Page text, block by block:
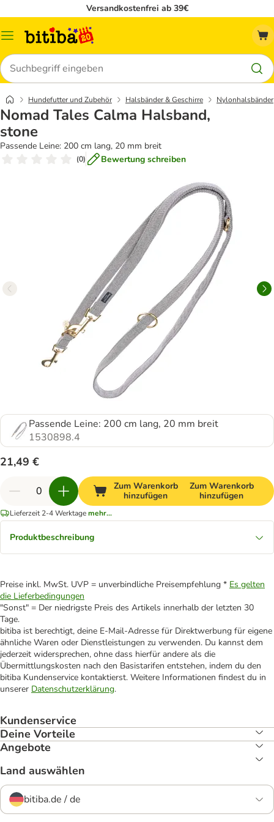
Versandkostenfrei ab 39€
Menü
Suchen
Hundefutter und Zubehör Halsbänder & Geschirre Nylonhalsbänder
Nomad Tales Calma Halsband,
stone
Passende Leine: 200 cm lang, 20 mm breit
(0) Bewertung schreiben
Passende Leine: 200 cm lang, 20 mm breit
1530898.4
21,49 €
Zum Warenkorb
hinzufügen
Zum Warenkorb
hinzufügen
Lieferzeit 2-4 Werktagemehr...
Produktbeschreibung
Preise inkl. MwSt. UVP = unverbindliche Preisempfehlung * Es gelten
die Lieferbedingungen
"Sonst" = Der niedrigste Preis des Artikels innerhalb der letzten 30
Tage.
bitiba ist berechtigt, deine E-Mail-Adresse für Direktwerbung für eigene
ähnliche Waren oder Dienstleistungen zu verwenden. Du kannst dem
jederzeit widersprechen, ohne dass hierfür andere als die
Übermittlungskosten nach den Basistarifen entstehen, indem du den
bitiba Kundenservice kontaktierst. Weitere Informationen findest du in
unserer Datenschutzerklärung.
Kundenservice
Deine Vorteile
Angebote
Land auswählen
bitiba.de / de